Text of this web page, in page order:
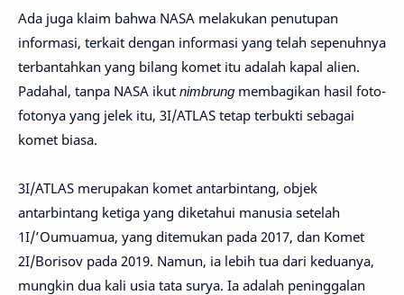
Ada juga klaim bahwa NASA melakukan penutupan
informasi, terkait dengan informasi yang telah sepenuhnya
terbantahkan yang bilang komet itu adalah kapal alien.
Padahal, tanpa NASA ikut nimbrung membagikan hasil foto-
fotonya yang jelek itu, 3I/ATLAS tetap terbukti sebagai
komet biasa.
3I/ATLAS merupakan komet antarbintang, objek
antarbintang ketiga yang diketahui manusia setelah
1I/’Oumuamua, yang ditemukan pada 2017, dan Komet
2I/Borisov pada 2019. Namun, ia lebih tua dari keduanya,
mungkin dua kali usia tata surya. Ia adalah peninggalan